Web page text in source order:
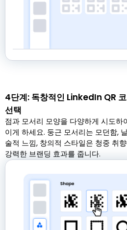
4단계: 독창적인 LinkedIn QR
선택
점과 모서리 모양을 다양하게 시도하
이게 하세요. 둥근 모서리는 모던함,
술적 느낌, 창의적 스타일은 청중 취
강력한 브랜딩 효과를 줍니다.